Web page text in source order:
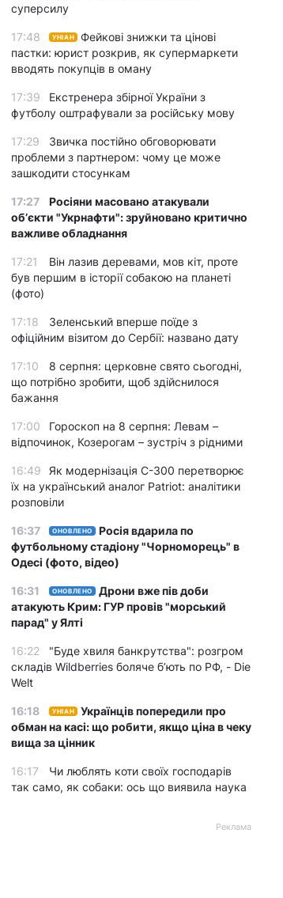
Що корисніше на
сніданок - яйця чи
дієтологів
суперсилу
17:48 УНІАН
Фейкові знижки та цінові
пастки: юрист розкрив, як супермаркети
вводять покупців в оману
17:39
Екстренера збірної України з
футболу оштрафували за російську мову
17:29
Звичка постійно обговорювати
проблеми з партнером: чому це може
зашкодити стосункам
17:27
Росіяни масовано атакували
обʼєкти "Укрнафти": зруйновано критично
важливе обладнання
17:21
Він лазив деревами, мов кіт, проте
був першим в історії собакою на планеті
(фото)
17:18
Зеленський вперше поїде з
офіційним візитом до Сербії: названо дату
17:10
8 серпня: церковне свято сьогодні,
що потрібно зробити, щоб здійснилося
бажання
17:00
Гороскоп на 8 серпня: Левам –
відпочинок, Козерогам – зустріч з рідними
16:49
Як модернізація С-300 перетворює
їх на український аналог Patriot: аналітики
розповіли
16:37 ОНОВЛЕНО
Росія вдарила по
футбольному стадіону "Чорноморець" в
Одесі (фото, відео)
16:31 ОНОВЛЕНО
Дрони вже пів доби
атакують Крим: ГУР провів "морський
парад" у Ялті
16:22
"Буде хвиля банкрутства": розгром
складів Wildberries боляче бʼють по РФ, - Die
Welt
16:18 УНІАН
Українців попередили про
обман на касі: що робити, якщо ціна в чеку
вища за цінник
16:17
Чи люблять коти своїх господарів
так само, як собаки: ось що виявила наука
Реклама